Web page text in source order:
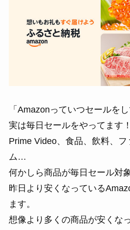
「Amazonっていつセールを
実は毎日セールをやってます！
Prime Video、食品、飲料、
ム…
何かしら商品が毎日セール対
昨日より安くなっている
ます。
想像より多くの商品が安くな